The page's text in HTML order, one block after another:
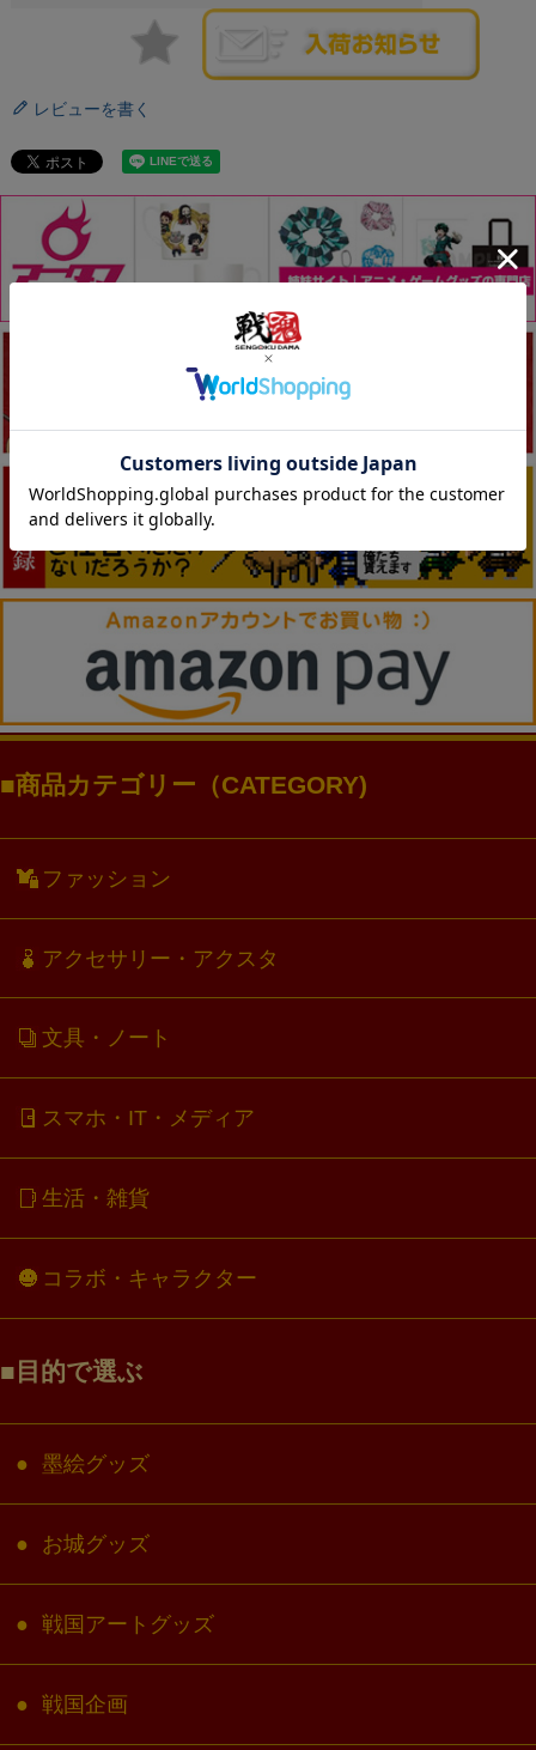
レビューを書く
商品カテゴリー（CATEGORY)
ファッション
アクセサリー・アクスタ
文具・ノート
スマホ・IT・メディア
生活・雑貨
コラボ・キャラクター
目的で選ぶ
墨絵グッズ
お城グッズ
戦国アートグッズ
戦国企画